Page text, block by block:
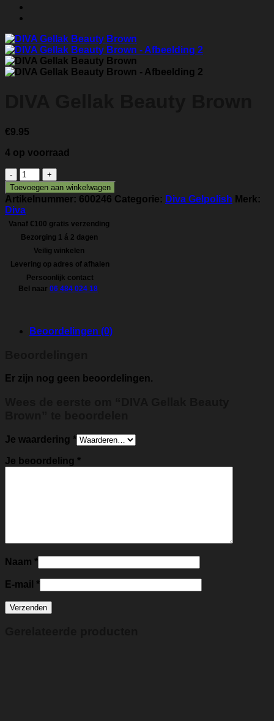
€9.95
4 op voorraad
DIVA
Gellak
Beauty
Brown
aantal
Toevoegen aan winkelwagen
Artikelnummer: 600246 Categorie: Diva Gelpolish Merk:
Diva
Vanaf €100 gratis verzending
Bezorging 1 á 2 dagen
Veilig winkelen
Levering op adres of afhalen
Persoonlijk contact
Bel naar 06 484 024 18
Beoordelingen (0)
Er zijn nog geen beoordelingen.
Je waardering *
Je beoordeling *
Naam *
E-mail *